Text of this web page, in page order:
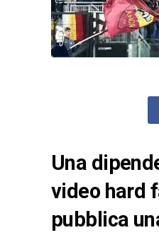
Una
video hard
pubblica